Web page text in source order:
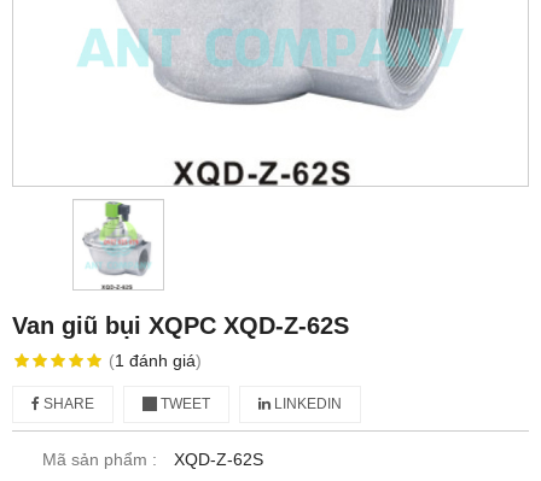
Van giũ bụi XQPC XQD-Z-62S
(1 đánh giá)
SHARE TWEET LINKEDIN
Mã sản phẩm :
XQD-Z-62S